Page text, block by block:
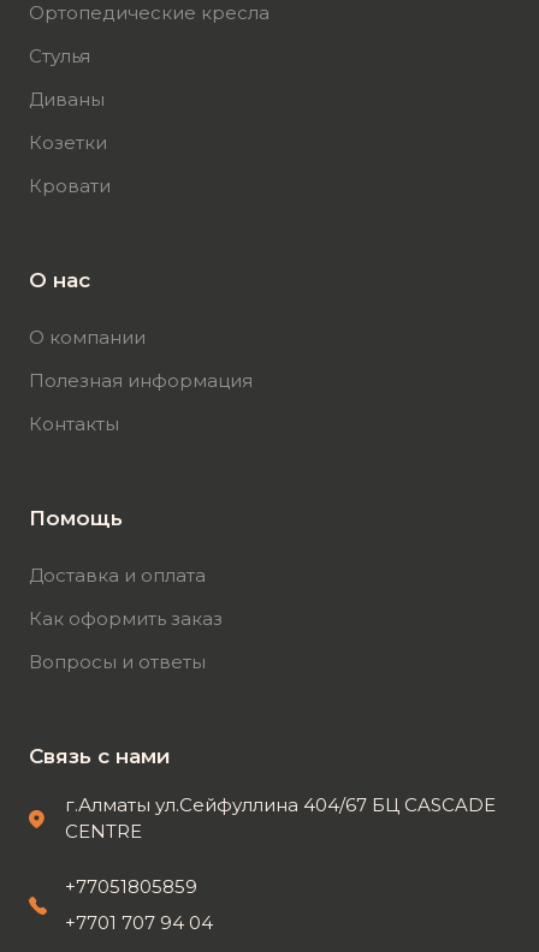
Ортопедические кресла
Стулья
Диваны
Козетки
Кровати
О нас
О компании
Полезная информация
Контакты
Помощь
Доставка и оплата
Как оформить заказ
Вопросы и ответы
Связь с нами
г.Алматы ул.Сейфуллина 404/67 БЦ CASCADE
CENTRE
+77051805859
+7701 707 94 04